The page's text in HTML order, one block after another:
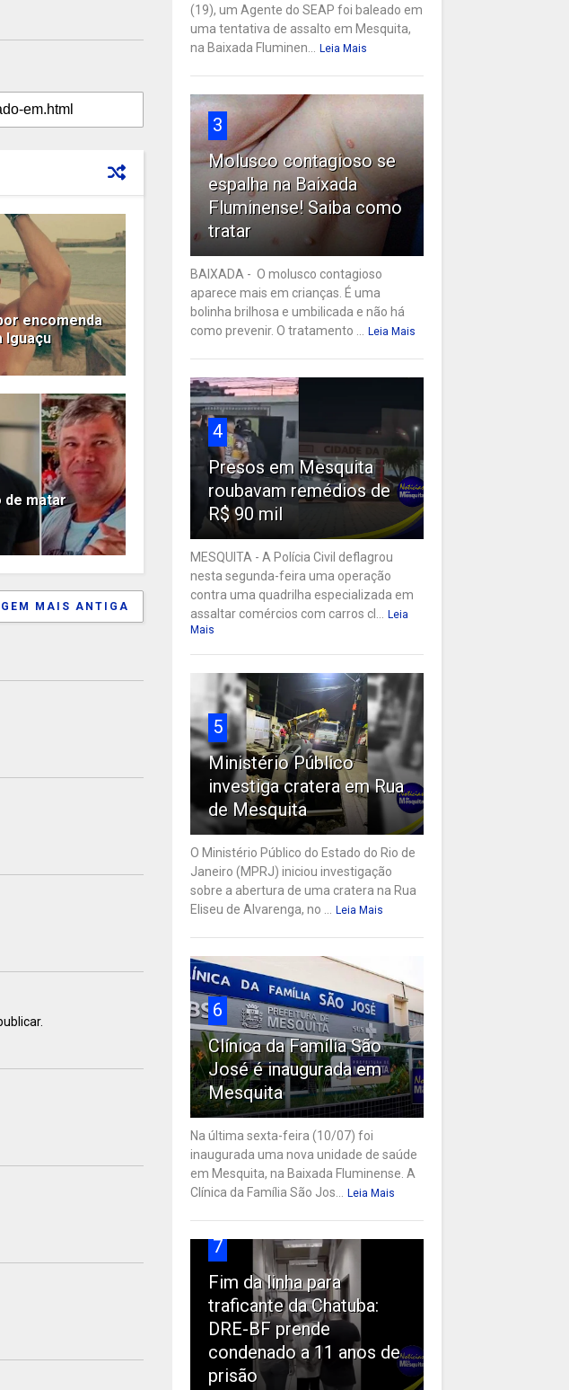
encomenda
Iguaçu
de matar
MAIS ANTIGA
(19), um Agente do SEAP foi baleado em
uma tentativa de assalto em Mesquita,
na Baixada Fluminen... Leia Mais
3
Molusco contagioso se
espalha na Baixada
Fluminense! Saiba como
tratar
BAIXADA - O molusco contagioso
aparece mais em crianças. É uma
bolinha brilhosa e umbilicada e não há
como prevenir. O tratamento ... Leia Mais
4
Presos em Mesquita
roubavam remédios de
R$ 90 mil
MESQUITA - A Polícia Civil deflagrou
nesta segunda-feira uma operação
contra uma quadrilha especializada em
assaltar comércios com carros cl... Leia
Mais
5
Ministério Público
investiga cratera em Rua
de Mesquita
O Ministério Público do Estado do Rio de
Janeiro (MPRJ) iniciou investigação
sobre a abertura de uma cratera na Rua
Eliseu de Alvarenga, no ... Leia Mais
6
Clínica da Família São
José é inaugurada em
Mesquita
Na última sexta-feira (10/07) foi
inaugurada uma nova unidade de saúde
em Mesquita, na Baixada Fluminense. A
Clínica da Família São Jos... Leia Mais
7
Fim da linha para
traficante da Chatuba:
DRE-BF prende
condenado a 11 anos de
prisão